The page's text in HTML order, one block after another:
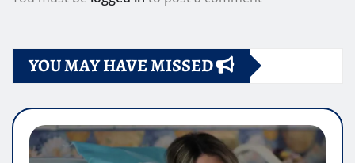
YOU MAY HAVE MISSED